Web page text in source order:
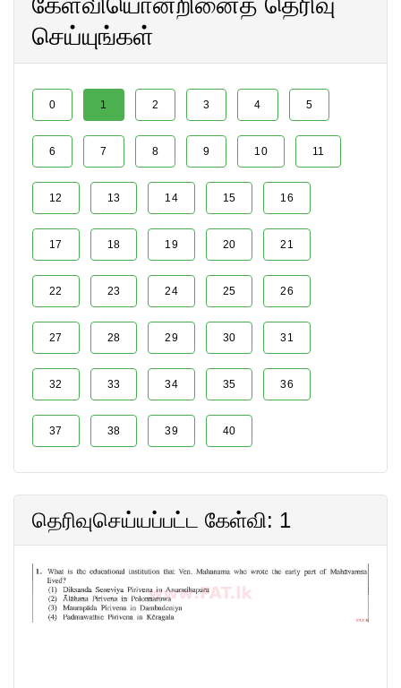
செய்யுங்கள்
0 1 2 3 4 5
6 7 8 9 10 11
12 13 14 15 16
17 18 19 20 21
22 23 24 25 26
27 28 29 30 31
32 33 34 35 36
37 38 39 40
தெரிவுசெய்யப்பட்ட கேள்வி: 1